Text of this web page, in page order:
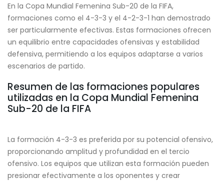
En la Copa Mundial Femenina Sub-20 de la FIFA,
formaciones como el 4-3-3 y el 4-2-3-1 han demostrado
ser particularmente efectivas. Estas formaciones ofrecen
un equilibrio entre capacidades ofensivas y estabilidad
defensiva, permitiendo a los equipos adaptarse a varios
escenarios de partido.
Resumen de las formaciones populares
utilizadas en la Copa Mundial Femenina
Sub-20 de la FIFA
La formación 4-3-3 es preferida por su potencial ofensivo,
proporcionando amplitud y profundidad en el tercio
ofensivo. Los equipos que utilizan esta formación pueden
presionar efectivamente a los oponentes y crear